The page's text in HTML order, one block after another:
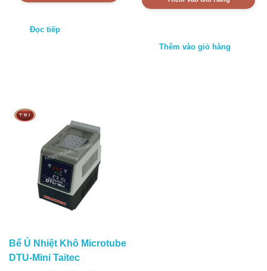
Đọc tiếp
Thêm vào giỏ hàng
Bể Ủ Nhiệt Khô Microtube
DTU-Mini Taitec